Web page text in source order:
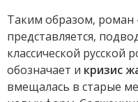
Таким образом, роман
представляется,
классической русской
обозначает и кризис
вмещалась в старые